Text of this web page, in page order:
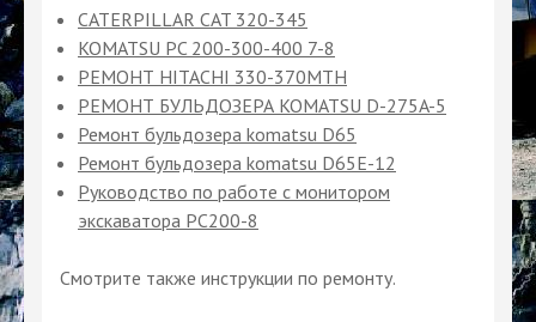
CATERPILLAR CAT 320-345
KOMATSU PC 200-300-400 7-8
РЕМОНТ HITACHI 330-370MTH
РЕМОНТ БУЛЬДОЗЕРА KOMATSU D-275A-5
Ремонт бульдозера komatsu D65
Ремонт бульдозера komatsu D65Е-12
Руководство по работе с монитором
экскаватора PC200-8
Смотрите также инструкции по ремонту.